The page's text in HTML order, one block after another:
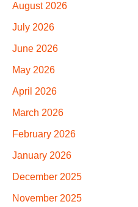
August 2026
July 2026
June 2026
May 2026
April 2026
March 2026
February 2026
January 2026
December 2025
November 2025